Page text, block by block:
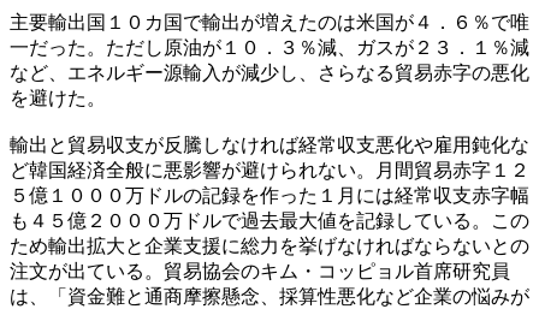
主要輸出国１０カ国で輸出が増えたのは米国が４．６％で唯
一だった。ただし原油が１０．３％減、ガスが２３．１％減
など、エネルギー源輸入が減少し、さらなる貿易赤字の悪化
を避けた。
輸出と貿易収支が反騰しなければ経常収支悪化や雇用鈍化な
ど韓国経済全般に悪影響が避けられない。月間貿易赤字１２
５億１０００万ドルの記録を作った１月には経常収支赤字幅
も４５億２０００万ドルで過去最大値を記録している。この
ため輸出拡大と企業支援に総力を挙げなければならないとの
注文が出ている。貿易協会のキム・コッピョル首席研究員
は、「資金難と通商摩擦懸念、採算性悪化など企業の悩みが